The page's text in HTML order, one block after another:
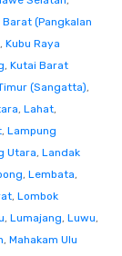
(Pangkalan
, Kubu Raya
, Kutai Barat
(Sangatta),
, Lahat,
, Lampung
Utara, Landak
, Lembata,
, Lombok
, Lumajang, Luwu,
, Mahakam Ulu